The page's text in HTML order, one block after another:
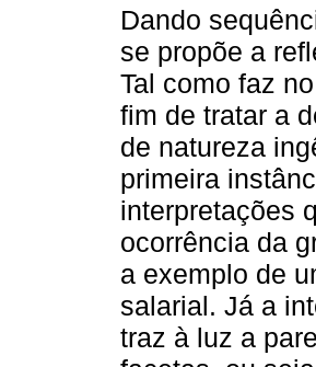
Dando
se propõe a
Tal como faz
fim de tratar a
de natureza
primeira
interpretações
ocorrência da
a exemplo de
salarial. Já a
traz à luz a